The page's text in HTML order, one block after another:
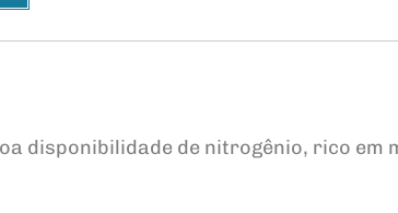
disponibilidade de nitrogênio, rico em